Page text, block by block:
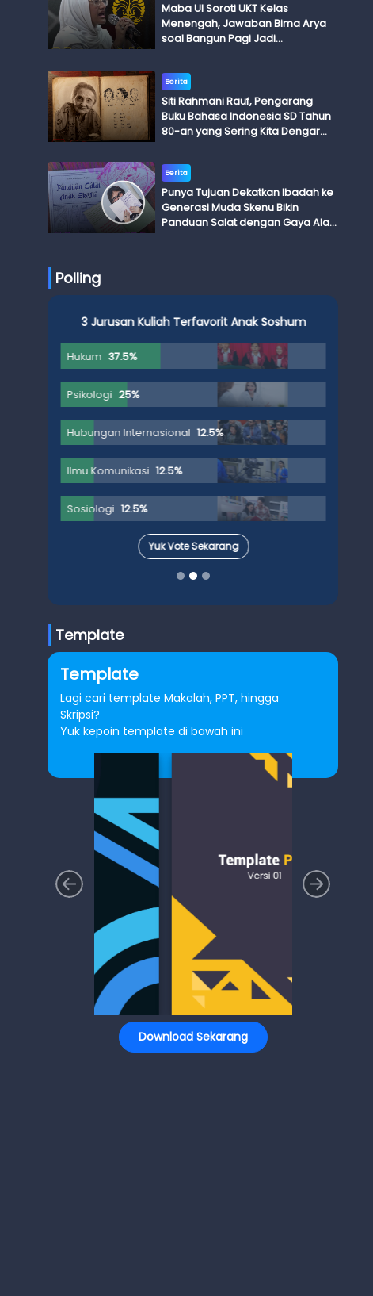
Maba UI Soroti UKT Kelas
Menengah, Jawaban Bima Arya
soal Bangun Pagi Jadi
Berita
Siti Rahmani Rauf, Pengarang
Buku Bahasa Indonesia SD Tahun
80-an yang Sering Kita Dengar
Adik Budi
Berita
Punya Tujuan Dekatkan Ibadah ke
Generasi Muda Skenu Bikin
Panduan Salat dengan Gaya Ala
Polling
3 Jurusan Kuliah Terfavorit Anak Soshum
Hukum 37.5%
Psikologi 25%
Hubungan Internasional 12.5%
Ilmu Komunikasi 12.5%
Sosiologi 12.5%
Yuk Vote Sekarang
Template
Template
Lagi cari template Makalah, PPT, hingga
Skripsi?
Yuk kepoin template di bawah ini
Download Sekarang